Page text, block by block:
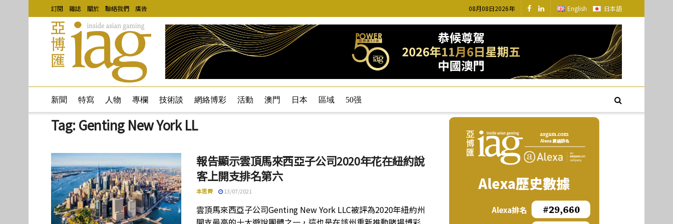
訂閱 雜誌 關於 聯絡我們 廣告 08月08日2026年 English 日本語
新聞 特寫 人物 專欄 技術談 網絡博彩 活動 澳門 日本 區域 50强
Tag: Genting New York LL
報告顯示雲頂馬來西亞子公司2020年花在紐約說
客上開支排名第六
本思齊 13/07/2021
雲頂馬來西亞子公司Genting New York LLC被評為2020年紐約州